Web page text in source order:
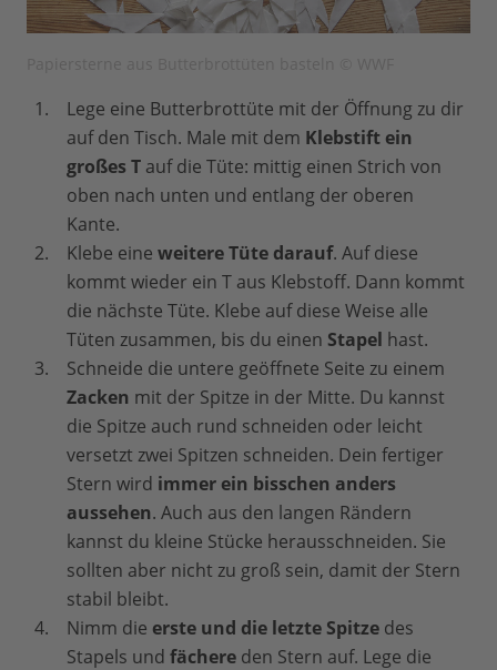
Lege eine Butterbrottüte mit der Öffnung zu dir
auf den Tisch. Male mit dem Klebstift ein
großes T auf die Tüte: mittig einen Strich von
oben nach unten und entlang der oberen
Kante.
Klebe eine weitere Tüte darauf. Auf diese
kommt wieder ein T aus Klebstoff. Dann kommt
die nächste Tüte. Klebe auf diese Weise alle
Tüten zusammen, bis du einen Stapel hast.
Schneide die untere geöffnete Seite zu einem
Zacken mit der Spitze in der Mitte. Du kannst
die Spitze auch rund schneiden oder leicht
versetzt zwei Spitzen schneiden. Dein fertiger
Stern wird immer ein bisschen anders
aussehen. Auch aus den langen Rändern
kannst du kleine Stücke herausschneiden. Sie
sollten aber nicht zu groß sein, damit der Stern
stabil bleibt.
Nimm die erste und die letzte Spitze des
Stapels und fächere den Stern auf. Lege die